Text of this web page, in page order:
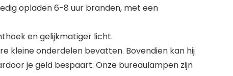
opladen 6-8 uur branden, met een
en gelijkmatiger licht.
kleine onderdelen bevatten. Bovendien kan hij
je geld bespaart. Onze bureaulampen zijn